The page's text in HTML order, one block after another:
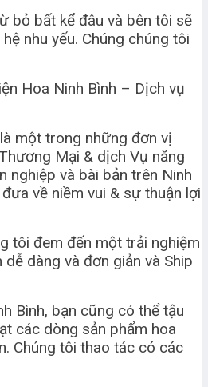
bỏ bất kể đâu và bên tôi sẽ
nhu yếu. Chúng chúng tôi
Hoa Ninh Bình – Dịch vụ
một trong những đơn vị
Mại & dịch Vụ năng
nghiệp và bài bản trên Ninh
về niềm vui & sự thuận lợi
tôi đem đến một trải nghiệm
dàng và đơn giản và Ship
Bình, bạn cũng có thể tậu
các dòng sản phẩm hoa
Chúng tôi thao tác có các